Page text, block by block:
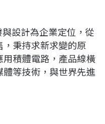
設計為企業定位，從
秉持求新求變的原
積體電路，產品線橫
等技術，與世界先進